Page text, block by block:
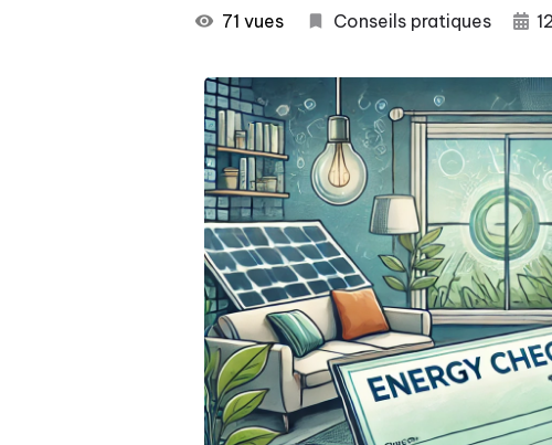
71 vues Conseils pratiques